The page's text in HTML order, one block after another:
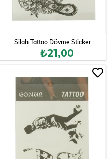
Silah Tattoo Dövme Sticker
₺21,00